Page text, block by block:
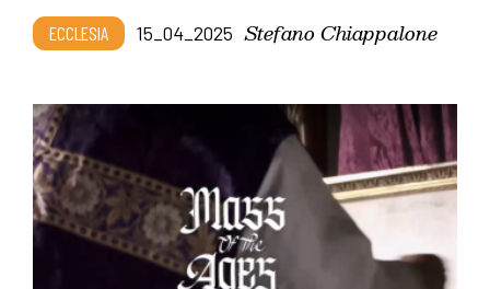
ECCLESIA 15_04_2025 Stefano Chiappalone